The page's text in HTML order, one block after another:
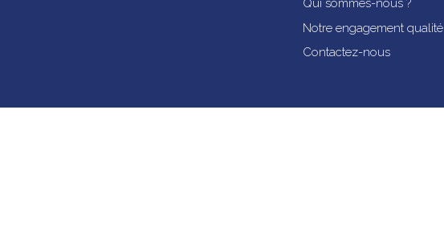
Qui sommes-nous ?
Notre engagement qualité
Contactez-nous